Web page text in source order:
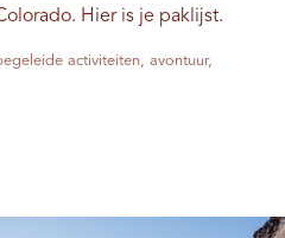
Hier is je paklijst.
activiteiten, avontuur,